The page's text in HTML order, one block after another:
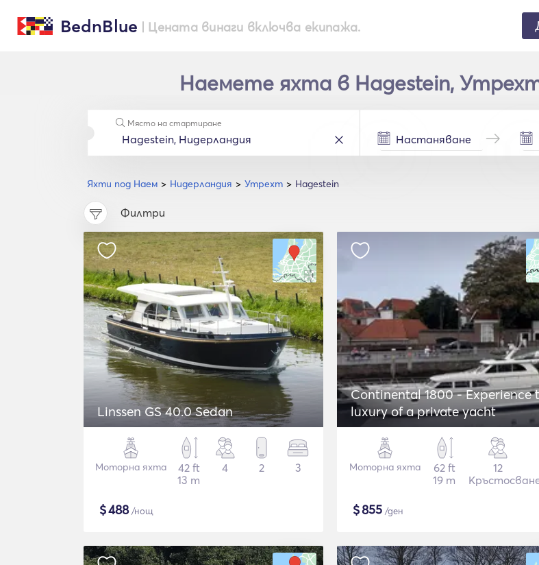
BednBlue | Цената винаги включва екипажа.
Наемете яхта в Hagestein,
Яхти под Наем Нидерландия Утрехт Hagestein
Място на стартиране
Филтри
Linssen GS 40.0 Sedan
Моторна яхта
42 ft
13 m
4 2 3
$488/нощ
Continental 1800 - Experience
luxury of a private yacht
Моторна яхта
62 ft
19 m
12
$855 /ден